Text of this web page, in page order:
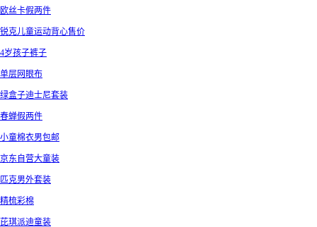
欧丝卡假两件
锐克儿童运动背心售价
4岁孩子裤子
单层网眼布
绿盒子迪士尼套装
春蝉假两件
小童棉衣男包邮
京东自营大童装
匹克男外套装
精梳彩棉
芘琪派迪童装